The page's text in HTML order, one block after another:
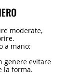
moderate,
a mano;
genere evitare
la forma.